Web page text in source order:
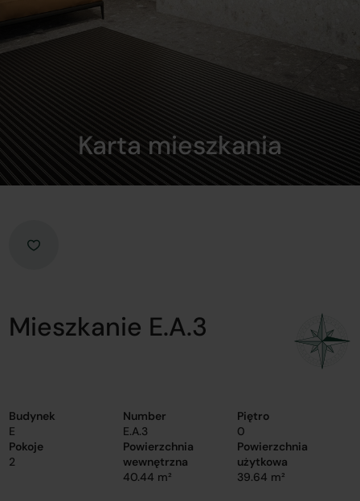
Karta mieszkania
Mieszkanie E.A.3
Budynek
E
Number
E.A.3
Piętro
0
Pokoje
2
Powierzchnia
wewnętrzna
40.44 m²
Powierzchnia
użytkowa
39.64 m²